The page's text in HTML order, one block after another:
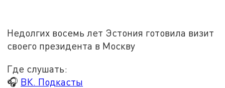
Недолгих восемь лет Эстония готовила визит
своего президента в Москву
Где слушать:
🎧 ВК. Подкасты